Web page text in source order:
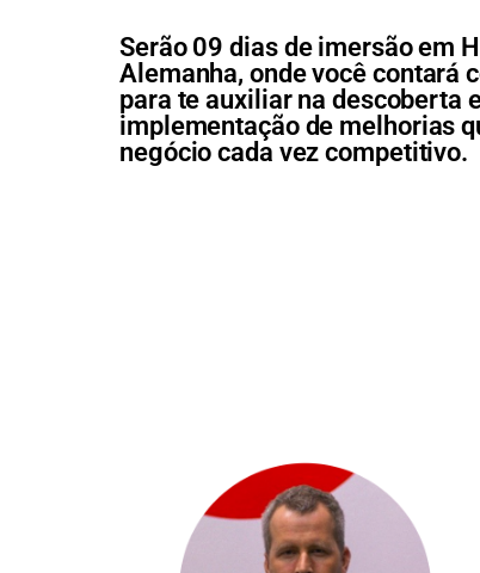
Serão 09 dias de imersão em
Alemanha, onde você contará
para te auxiliar na descoberta
implementação de melhorias
negócio cada vez competitivo.